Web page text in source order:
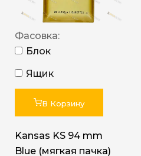
Фасовка:
Блок
Ящик
В Корзину
Kansas KS 94 mm
Blue (мягкая пачка)